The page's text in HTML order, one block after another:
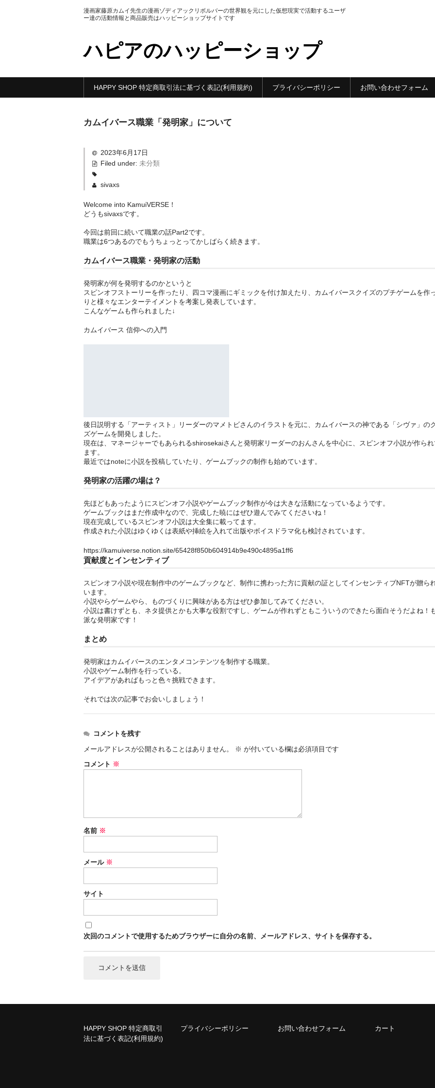
漫画家藤原カムイ先生の漫画ゾディアックリボルバーの世界観を元にした仮想現実で活動するユーザ
ー達の活動情報と商品販売はハッピーショップサイトです
ハピアのハッピーショップ
HAPPY SHOP 特定商取引法に基づく表記(利用規約) プライバシーポリシー お問い合わせフォーム
カムイバース職業「発明家」について
2023年6月17日
Filed under: 未分類
sivaxs
Welcome into KamuiVERSE！
どうもsivaxsです。
今回は前回に続いて職業の話Part2です。
職業は6つあるのでもうちょっとってかしばらく続きます。
カムイバース職業・発明家の活動
発明家が何を発明するのかというと
スピンオフストーリーを作ったり、四コマ漫画にギミックを付け加えたり、カムイバースクイズのプチゲームを作
りと様々なエンターテイメントを考案し発表しています。
こんなゲームも作られました↓
カムイバース 信仰への入門
後日説明する「アーティスト」リーダーのマメトビさんのイラストを元に、カムイバースの神である「シヴァ」の
ズゲームを開発しました。
現在は、マネージャーでもあられるshirosekaiさんと発明家リーダーのおんさんを中心に、スピンオフ小説が作ら
ます。
最近ではnoteに小説を投稿していたり、ゲームブックの制作も始めています。
発明家の活躍の場は？
先ほどもあったようにスピンオフ小説やゲームブック制作が今は大きな活動になっているようです。
ゲームブックはまだ作成中なので、完成した暁にはぜひ遊んでみてくださいね！
現在完成しているスピンオフ小説は大全集に載ってます。
作成された小説はゆくゆくは表紙や挿絵を入れて出版やボイスドラマ化も検討されています。
https://kamuiverse.notion.site/65428f850b604914b9e490c4895a1ff6
貢献度とインセンティブ
スピンオフ小説や現在制作中のゲームブックなど、制作に携わった方に貢献の証としてインセンティブNFTが贈ら
います。
小説やらゲームやら、ものづくりに興味がある方はぜひ参加してみてください。
小説は書けずとも、ネタ提供とかも大事な役割ですし、ゲームが作れずともこういうのできたら面白そうだよね！
派な発明家です！
まとめ
発明家はカムイバースのエンタメコンテンツを制作する職業。
小説やゲーム制作を行っている。
アイデアがあればもっと色々挑戦できます。
それでは次の記事でお会いしましょう！
コメントを残す
メールアドレスが公開されることはありません。
※ が付いている欄は必須項目です
コメント ※
名前 ※
メール ※
サイト
次回のコメントで使用するためブラウザーに自分の名前、メールアドレス、サイトを保存する。
HAPPY SHOP 特定商取引
法に基づく表記(利用規約)
プライバシーポリシー お問い合わせフォーム カート